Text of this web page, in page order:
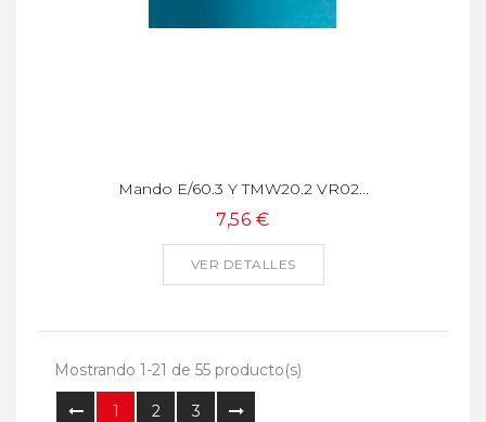
Mando E/60.3 Y TMW20.2 VR02...
7,56 €
VER DETALLES
Mostrando 1-21 de 55 producto(s)
1 2 3